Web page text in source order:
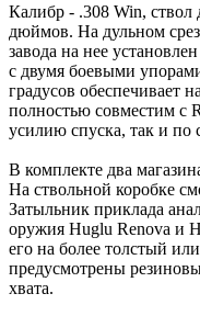
Калибр - .308 Win,
дюймов. На дульном
завода на нее
с двумя боевыми
градусов обеспечивает
полностью совместим с
усилию спуска, так и по
В комплекте два
На ствольной коробке
Затыльник приклада
оружия Huglu Renova и
его на более толстый
предусмотрены
хвата.